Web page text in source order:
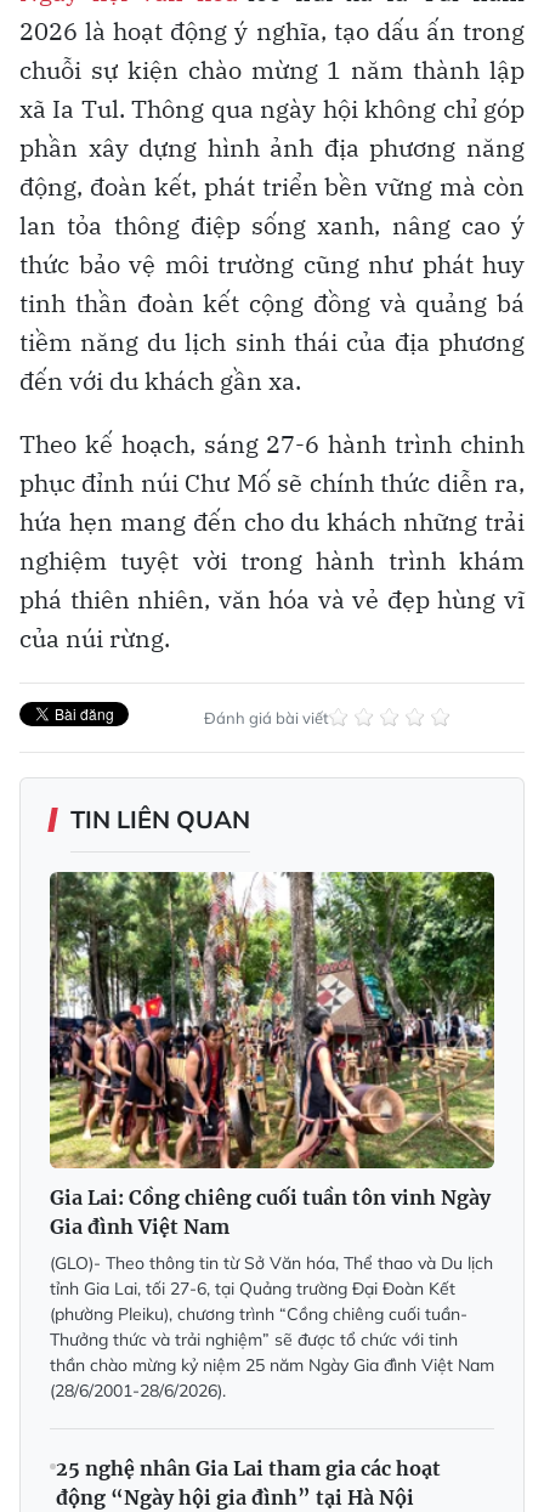
2026 là hoạt động ý nghĩa, tạo dấu ấn trong
chuỗi sự kiện chào mừng 1 năm thành lập
xã Ia Tul. Thông qua ngày hội không chỉ góp
phần xây dựng hình ảnh địa phương năng
động, đoàn kết, phát triển bền vững mà còn
lan tỏa thông điệp sống xanh, nâng cao ý
thức bảo vệ môi trường cũng như phát huy
tinh thần đoàn kết cộng đồng và quảng bá
tiềm năng du lịch sinh thái của địa phương
đến với du khách gần xa.
Theo kế hoạch, sáng 27-6 hành trình chinh
phục đỉnh núi Chư Mố sẽ chính thức diễn ra,
hứa hẹn mang đến cho du khách những trải
nghiệm tuyệt vời trong hành trình khám
phá thiên nhiên, văn hóa và vẻ đẹp hùng vĩ
của núi rừng.
Đánh giá bài viết
TIN LIÊN QUAN
Gia Lai: Cồng chiêng cuối tuần tôn vinh Ngày
Gia đình Việt Nam
(GLO)- Theo thông tin từ Sở Văn hóa, Thể thao và Du lịch
tỉnh Gia Lai, tối 27-6, tại Quảng trường Đại Đoàn Kết
(phường Pleiku), chương trình “Cồng chiêng cuối tuần-
Thưởng thức và trải nghiệm” sẽ được tổ chức với tinh
thần chào mừng kỷ niệm 25 năm Ngày Gia đình Việt Nam
(28/6/2001-28/6/2026).
25 nghệ nhân Gia Lai tham gia các hoạt
động “Ngày hội gia đình” tại Hà Nội